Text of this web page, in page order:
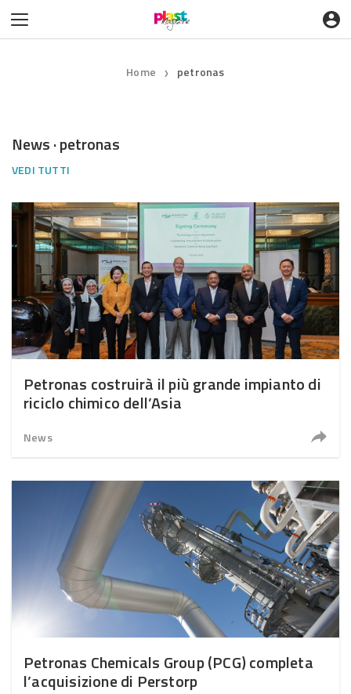
Home ❯ petronas
News · petronas
VEDI TUTTI
Petronas costruirà il più grande impianto di
riciclo chimico dell’Asia
News
Petronas Chemicals Group (PCG) completa
l’acquisizione di Perstorp